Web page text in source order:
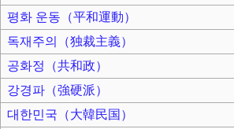
평화 운동（平和運動）
독재주의（独裁主義）
공화정（共和政）
강경파（強硬派）
대한민국（大韓民国）